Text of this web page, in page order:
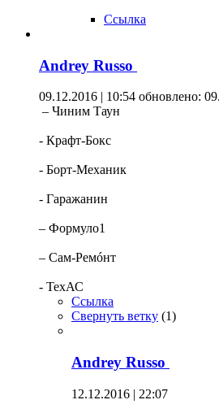
Ссылка
Andrey Russo
09.12.2016 | 10:54 обновлено:
– Чиним Таун
- Крафт-Бокс
- Борт-Механик
- Гаражанин
– Формуло1
– Сам-Ремóнт
- ТехАС
Ссылка
Свернуть ветку (1)
Andrey Russo
12.12.2016 | 22:07